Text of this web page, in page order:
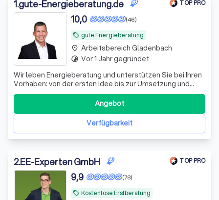
zu die besten Immobilienmaklern in Gladenbach.
1.gute-Energieberatung.de TOP PRO
local_offer gute Energieberatung
(46)
10,0
Wir leben Energieberatung und unterstützen Sie bei Ihren
Vorhaben: von der ersten Idee bis zur Umsetzung und
Beantragung der staatlichen Förderungen. Bauen Sie auf
Verfügbarkeit
Angebot
place Arbeitsbereich Gladenbach
timelapse Vor 1 Jahr gegründet
2.EE-Experten GmbH TOP PRO
local_offer Kostenlose Erstberatung
(78)
9,9